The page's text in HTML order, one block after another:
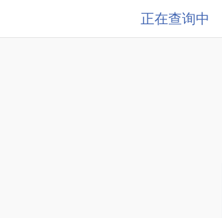
正在查询中